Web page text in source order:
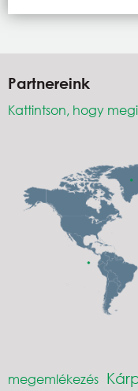
Partnereink
Kattintson, hogy
megemlékezés